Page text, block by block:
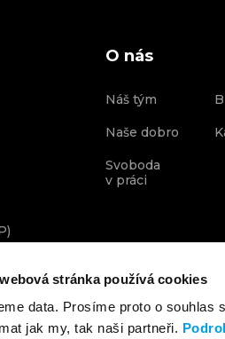
stránka používá cookies
data. Prosíme proto o souhlas
jak my, tak naši partneři.
O nás
Náš tým
Naše dobro
Svoboda
v práci